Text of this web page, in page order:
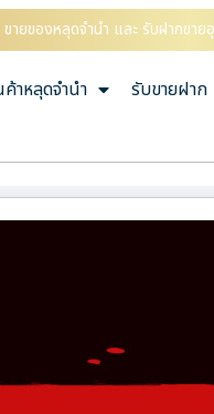
ายของหลุดจำนำ และ รับฝากขา
าหลุดจำนำ รับขายฝาก